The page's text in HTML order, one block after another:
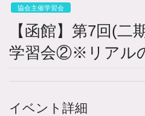
協会主催学習会
【函館】第7回(二
学習会②※リアル
イベント詳細